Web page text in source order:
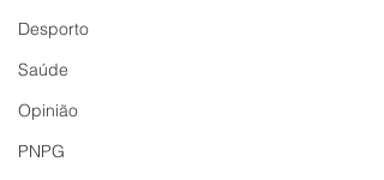
Desporto
Saúde
Opinião
PNPG